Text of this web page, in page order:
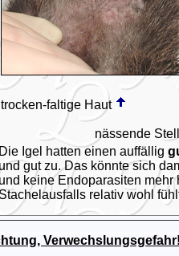
trocken-faltige Haut
nässende
Die Igel hatten einen auffällig
und gut zu. Das könnte sich
keine Endoparasiten mehr
Stachelausfalls relativ wohl
Verwechslungsgefahr!